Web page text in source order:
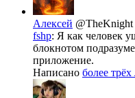
Алексей @TheKnight
fshp: Я как человек
блокнотом
приложение.
Написано более трёх